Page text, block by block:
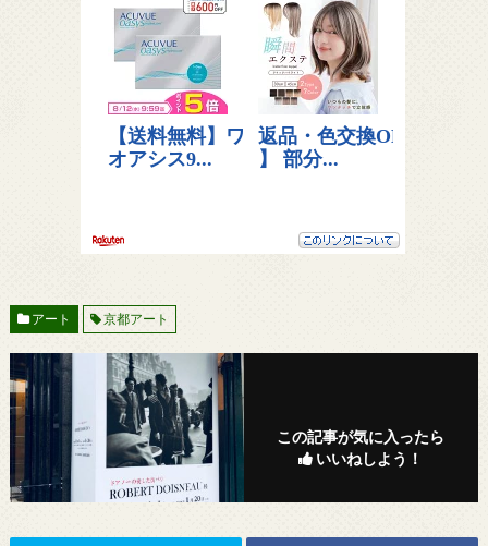
アート 京都アート
この記事が気に入ったら
いいねしよう！